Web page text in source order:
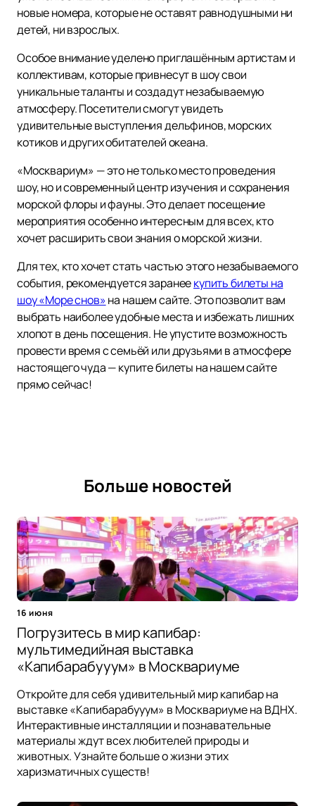
новые номера, которые не оставят равнодушными ни
детей, ни взрослых.
Особое внимание уделено приглашённым артистам и
коллективам, которые привнесут в шоу свои
уникальные таланты и создадут незабываемую
атмосферу. Посетители смогут увидеть
удивительные выступления дельфинов, морских
котиков и других обитателей океана.
«Москвариум» — это не только место проведения
шоу, но и современный центр изучения и сохранения
морской флоры и фауны. Это делает посещение
мероприятия особенно интересным для всех, кто
хочет расширить свои знания о морской жизни.
Для тех, кто хочет стать частью этого незабываемого
события, рекомендуется заранеекупить билеты на
шоу «Море снов»на нашем сайте. Это позволит вам
выбрать наиболее удобные места и избежать лишних
хлопот в день посещения. Не упустите возможность
провести время с семьёй или друзьями в атмосфере
настоящего чуда — купите билеты на нашем сайте
прямо сейчас!
Больше новостей
16 июня
Погрузитесь в мир капибар:
мультимедийная выставка
«Капибарабууум» в Москвариуме
Откройте для себя удивительный мир капибар на
выставке «Капибарабууум» в Москвариуме на ВДНХ.
Интерактивные инсталляции и познавательные
материалы ждут всех любителей природы и
животных. Узнайте больше о жизни этих
харизматичных существ!